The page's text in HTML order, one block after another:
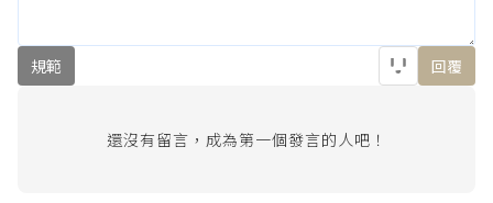
規範 回覆
還沒有留言，成為第一個發言的人吧！